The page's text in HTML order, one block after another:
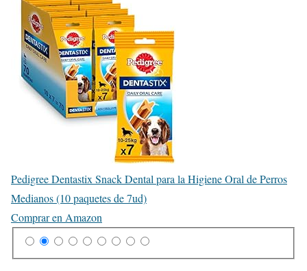
Pedigree Dentastix Snack Dental para la Higiene Oral de Perros
Medianos (10 paquetes de 7ud)
Comprar en Amazon